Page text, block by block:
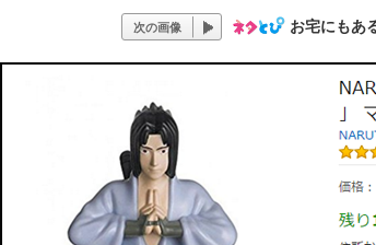
次の画像 お宅にもあ